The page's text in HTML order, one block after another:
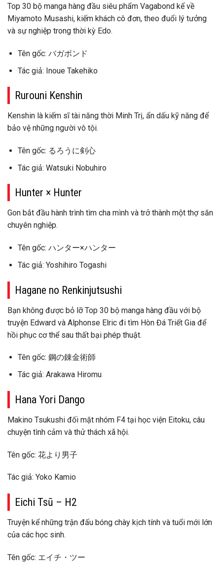
Top 30 bộ manga hàng đầu siêu phẩm Vagabond kể về
Miyamoto Musashi, kiếm khách cô đơn, theo đuổi lý tưởng
và sự nghiệp trong thời kỳ Edo.
Tên gốc: バガボンド
Tác giả: Inoue Takehiko
Rurouni Kenshin
Kenshin là kiếm sĩ tài năng thời Minh Trị, ẩn dấu kỹ năng để
bảo vệ những người vô tội.
Tên gốc: るろうに剣心
Tác giả: Watsuki Nobuhiro
Hunter × Hunter
Gon bắt đầu hành trình tìm cha mình và trở thành một thợ săn
chuyên nghiệp.
Tên gốc: ハンター×ハンター
Tác giả: Yoshihiro Togashi
Hagane no Renkinjutsushi
Bạn không được bỏ lỡ Top 30 bộ manga hàng đầu với bộ
truyện Edward và Alphonse Elric đi tìm Hòn Đá Triết Gia để
hồi phục cơ thể sau thất bại phép thuật.
Tên gốc: 鋼の錬金術師
Tác giả: Arakawa Hiromu
Hana Yori Dango
Makino Tsukushi đối mặt nhóm F4 tại học viện Eitoku, câu
chuyện tình cảm và thử thách xã hội.
Tên gốc: 花より男子
Tác giả: Yoko Kamio
Eichi Tsū – H2
Truyện kể những trận đấu bóng chày kịch tính và tuổi mới lớn
của các học sinh.
Tên gốc: エイチ・ツー